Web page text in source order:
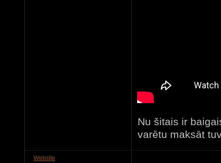
Nu šitais ir
varētu maksāt
Website